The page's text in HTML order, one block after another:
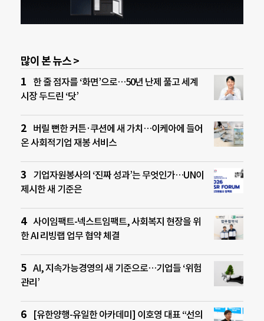
많이 본 뉴스 >
한 줄 점자를 ‘화면’으로…50년 난제 풀고 세계
시장 두드린 ‘닷’
버릴 뻔한 커튼·쿠션에 새 가치…이케아에 들어
온 사회적기업 재봉 서비스
기업자원봉사의 ‘진짜 성과’는 무엇인가…UN이
제시한 새 기준은
사이임팩트-넥스트임팩트, 사회복지 현장을 위
한 AI 리빙랩 업무 협약 체결
AI, 지속가능경영의 새 기준으로…기업들 ‘위험
관리’
[유한양행-유일한 아카데미] 이호영 대표 “선의